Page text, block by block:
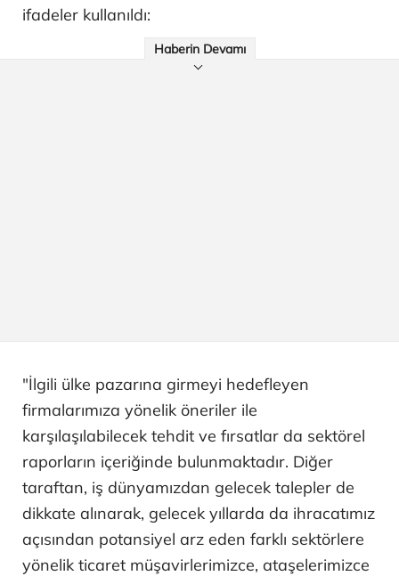
ifadeler kullanıldı:
Haberin Devamı
"İlgili ülke pazarına girmeyi hedefleyen
firmalarımıza yönelik öneriler ile
karşılaşılabilecek tehdit ve fırsatlar da sektörel
raporların içeriğinde bulunmaktadır. Diğer
taraftan, iş dünyamızdan gelecek talepler de
dikkate alınarak, gelecek yıllarda da ihracatımız
açısından potansiyel arz eden farklı sektörlere
yönelik ticaret müşavirlerimizce, ataşelerimizce